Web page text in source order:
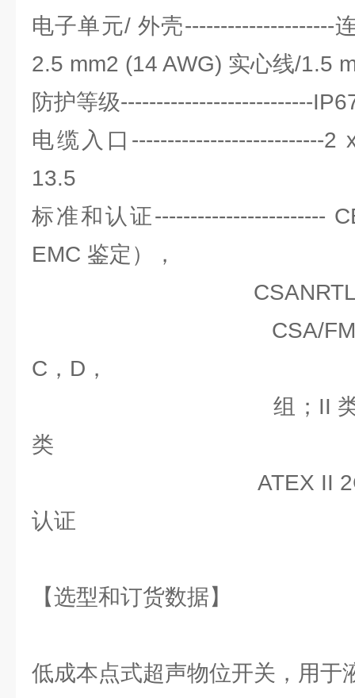
电子单元/ 外壳---------------------
2.5 mm2 (14 AWG) 实心线/1.5
防护等级---------------------------
电缆入口---------------------------
13.5
标准和认证------------------------
EMC 鉴定），
CSANRTL/C,
CSA/FM I 类，1
C，D，
组；II 类；E，F
类
ATEX II 2G EEx
认证
【选型和订货数据】
低成本点式超声物位开关，用于